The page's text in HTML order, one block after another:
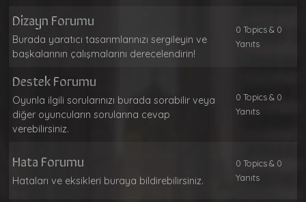
Dizayn Forumu
Burada yaratıcı tasarımlarınızı sergileyin ve
başkalarının çalışmalarını derecelendirin!
0 Topics & 0
Yanıts
Destek Forumu
Oyunla ilgili sorularınızı burada sorabilir veya
diğer oyuncuların sorularına cevap
verebilirsiniz.
0 Topics & 0
Yanıts
Hata Forumu
Hataları ve eksikleri buraya bildirebilirsiniz.
0 Topics & 0
Yanıts